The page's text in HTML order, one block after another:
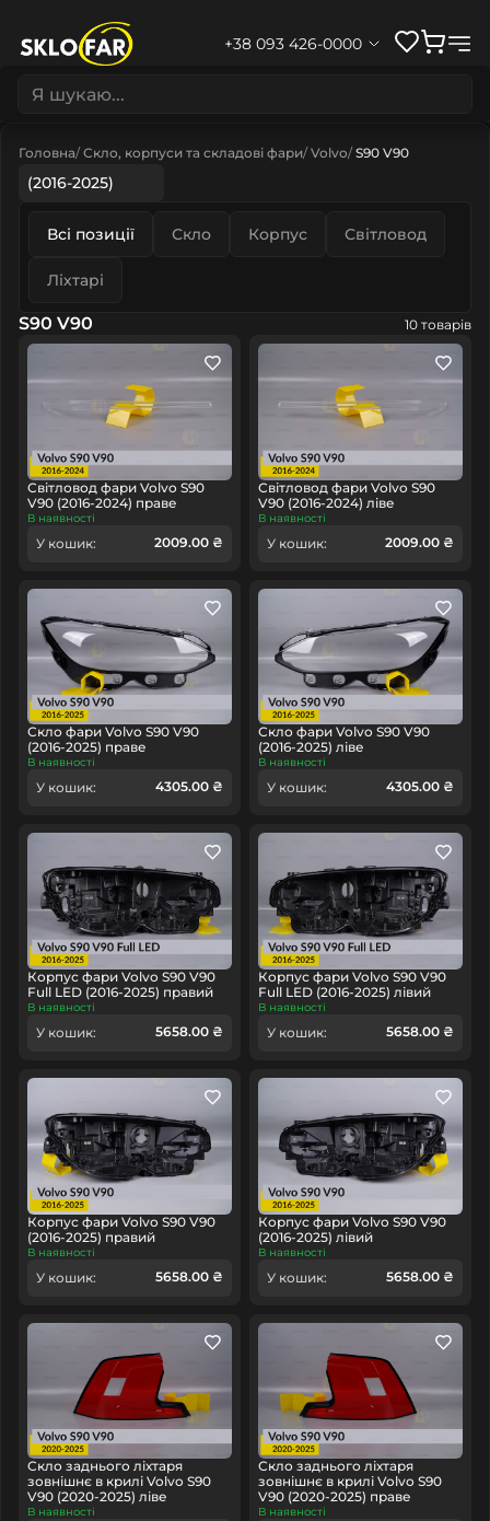
+38 093 426-0000
Головна Скло, корпуси та складові фари Volvo S90 V90
(2016-2025)
Всі позиції Скло Корпус Світловод
Ліхтарі
S90 V90 10 товарів
Світловод фари Volvo S90
V90 (2016-2024) праве
В наявності
У кошик: 2009.00 ₴
Світловод фари Volvo S90
V90 (2016-2024) ліве
В наявності
У кошик: 2009.00 ₴
Скло фари Volvo S90 V90
(2016-2025) праве
В наявності
У кошик: 4305.00 ₴
Скло фари Volvo S90 V90
(2016-2025) ліве
В наявності
У кошик: 4305.00 ₴
Корпус фари Volvo S90 V90
Full LED (2016-2025) правий
В наявності
У кошик: 5658.00 ₴
Корпус фари Volvo S90 V90
Full LED (2016-2025) лівий
В наявності
У кошик: 5658.00 ₴
Корпус фари Volvo S90 V90
(2016-2025) правий
В наявності
У кошик: 5658.00 ₴
Корпус фари Volvo S90 V90
(2016-2025) лівий
В наявності
У кошик: 5658.00 ₴
Скло заднього ліхтаря
зовнішнє в крилі Volvo S90
V90 (2020-2025) ліве
В наявності
Скло заднього ліхтаря
зовнішнє в крилі Volvo S90
V90 (2020-2025) праве
В наявності